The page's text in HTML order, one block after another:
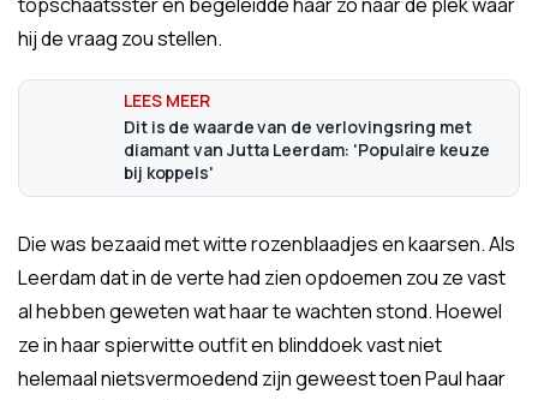
hij de vraag zou stellen.
Dit is de waarde van de verlovingsring met
diamant van Jutta Leerdam: 'Populaire keuze
bij koppels'
Die was bezaaid met witte rozenblaadjes en kaarsen. Als
Leerdam dat in de verte had zien opdoemen zou ze vast
al hebben geweten wat haar te wachten stond. Hoewel
ze in haar spierwitte outfit en blinddoek vast niet
helemaal nietsvermoedend zijn geweest toen Paul haar